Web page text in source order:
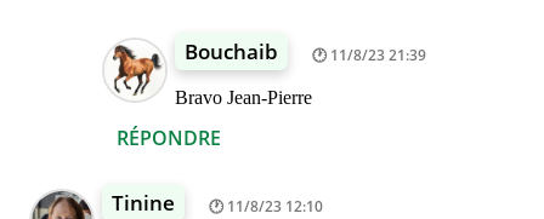
RÉPONDRE
Bouchaib 11/8/23 21:39
Bravo Jean-Pierre
Tinine 11/8/23 12:10